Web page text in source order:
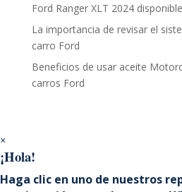
Ford Ranger XLT 2024
La importancia de revisar el
carro Ford
Beneficios de usar aceite
carros Ford
×
¡Hola!
Haga clic en uno de nuestros